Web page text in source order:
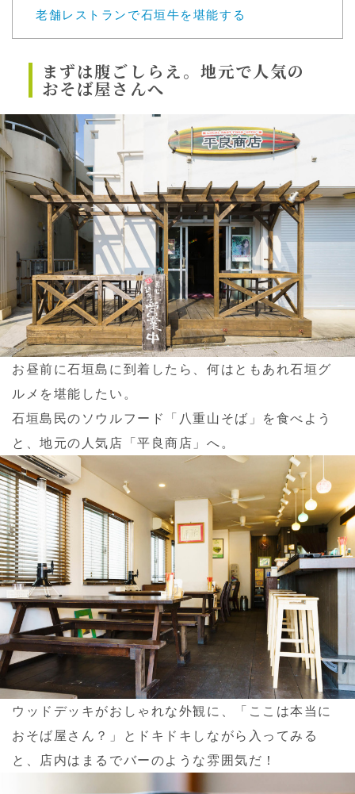
老舗レストランで石垣牛を堪能する
まずは腹ごしらえ。地元で人気の
おそば屋さんへ
お昼前に石垣島に到着したら、何はともあれ石垣グ
ルメを堪能したい。
石垣島民のソウルフード「八重山そば」を食べよう
と、地元の人気店「平良商店」へ。
ウッドデッキがおしゃれな外観に、「ここは本当に
おそば屋さん？」とドキドキしながら入ってみる
と、店内はまるでバーのような雰囲気だ！